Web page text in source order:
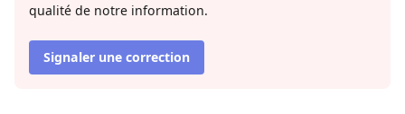
qualité de notre information.
Signaler une correction